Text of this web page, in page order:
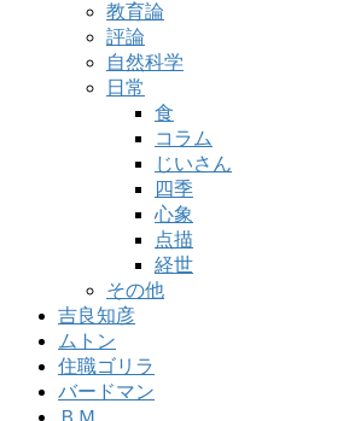
教育論
評論
自然科学
日常
食
コラム
じいさん
四季
心象
点描
経世
その他
吉良知彦
ムトン
住職ゴリラ
バードマン